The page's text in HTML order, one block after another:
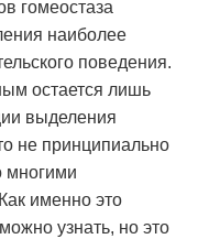
гомеостаза
наиболее
поведения.
остается лишь
выделения
не принципиально
многими
именно это
узнать, но это